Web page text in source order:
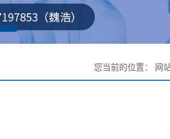
您当前的位置： 网